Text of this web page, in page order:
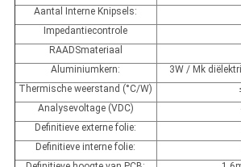
Aantal Interne Knipsels:
Impedantiecontrole
RAADSmateriaal
Aluminiumkern:
3W / Mk
Thermische weerstand (°C/W)
Analysevoltage (VDC)
Definitieve externe folie:
Definitieve interne folie: